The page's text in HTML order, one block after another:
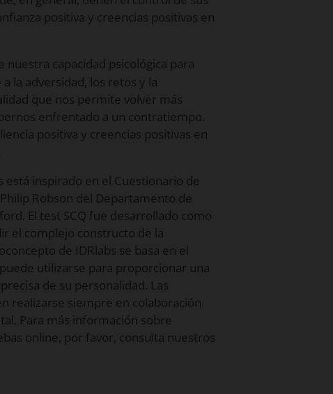
positiva y creencias positivas en
nuestra capacidad psicológica para
la adversidad, los retos y la
que nos permite volver más
enfrentado a un contratiempo.
positiva y creencias positivas en
está inspirado en el Cuestionario de
Robson del Departamento de
El test SCQ fue desarrollado como
el complejo constructo de la
de IDRlabs se basa en el
utilizarse para proporcionar una
de su personalidad. Las
realizarse siempre en colaboración
Para más información sobre
online, por favor, consulta nuestros